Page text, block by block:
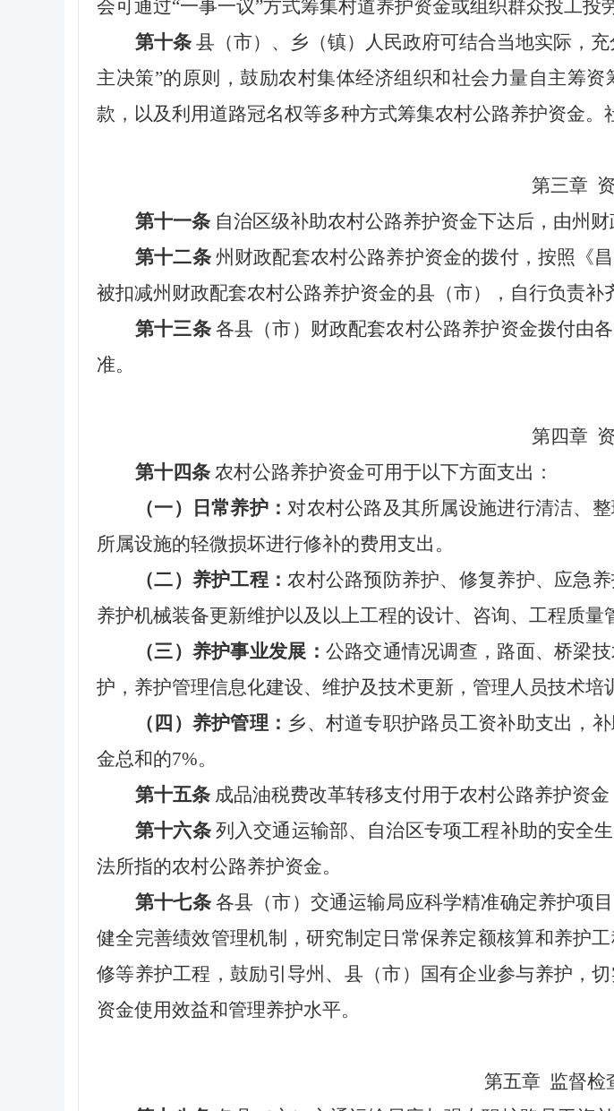
会可通过“一事一议”方式筹集村道养护资金或组织群众投工投
第十条 县（市）、乡（镇）人民政府可结合当地实际，
主决策”的原则，鼓励农村集体经济组织和社会力量自主筹
款，以及利用道路冠名权等多种方式筹集农村公路养护资金。
第三章
第十一条 自治区级补助农村公路养护资金下达后，由州
第十二条州财政配套农村公路养护资金的拨付，按照《
被扣减州财政配套农村公路养护资金的县（市），自行负责补
第十三条各县（市）财政配套农村公路养护资金拨付由
准。
第四章
第十四条 农村公路养护资金可用于以下方面支出：
（一）日常养护：对农村公路及其所属设施进行清洁、
所属设施的轻微损坏进行修补的费用支出。
（二）养护工程：农村公路预防养护、修复养护、应急
养护机械装备更新维护以及以上工程的设计、咨询、工程质量
（三）养护事业发展： 公路交通情况调查，路面、桥梁
护，养护管理信息化建设、维护及技术更新，管理人员技术培
（四）养护管理： 乡、村道专职护路员工资补助支出，
金总和的7%。
第十五条 成品油税费改革转移支付用于农村公路养护资
第十六条 列入交通运输部、自治区专项工程补助的安全
法所指的农村公路养护资金。
第十七条 各县（市）交通运输局应科学精准确定养护项
健全完善绩效管理机制，研究制定日常保养定额核算和养护
修等养护工程，鼓励引导州、县（市）国有企业参与养护，
资金使用效益和管理养护水平。
第五章 监督检